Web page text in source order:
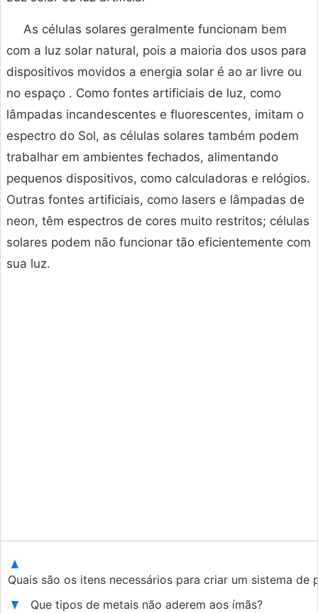
As células solares geralmente funcionam bem
com a luz solar natural, pois a maioria dos usos para
dispositivos movidos a energia solar é ao ar livre ou
no espaço . Como fontes artificiais de luz, como
lâmpadas incandescentes e fluorescentes, imitam o
espectro do Sol, as células solares também podem
trabalhar em ambientes fechados, alimentando
pequenos dispositivos, como calculadoras e relógios.
Outras fontes artificiais, como lasers e lâmpadas de
neon, têm espectros de cores muito restritos; células
solares podem não funcionar tão eficientemente com
sua luz.
Quais são os itens necessários para criar um sistema de
Que tipos de metais não aderem aos ímãs?